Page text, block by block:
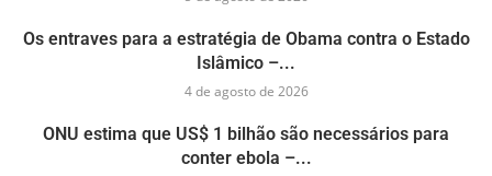
Os entraves para a estratégia de Obama contra o Estado
Islâmico –...
4 de agosto de 2026
ONU estima que US$ 1 bilhão são necessários para
conter ebola –...